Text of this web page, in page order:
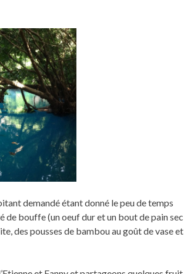
demandé étant donné le peu de temps
bouffe (un oeuf dur et un bout de pain sec
des pousses de bambou au goût de vase et